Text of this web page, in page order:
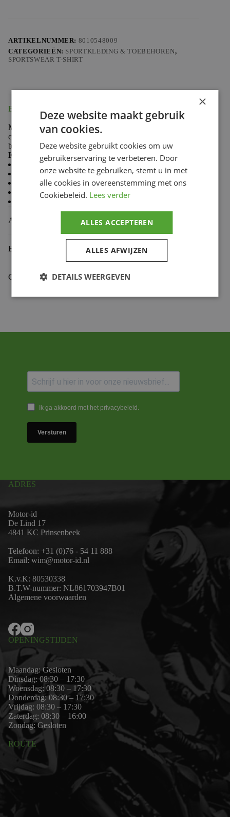
ARTIKELNUMMER: 8010548009
CATEGORIEËN: SPORTKLEDING & TOEBEHOREN,
SPORTSWEAR T-SHIRT
Beschrijving
Made from 100% cotton, Troy Lee Designs T-shirts
combine softness and durability to keep you comfortable
both on the trails and in the paddock.
Key features:
Casual style
Comfortable and durable fabric
Premium fit
Classic crew neck
Aanvullende informatie
Beoordelingen (0)
Gekoppelde Motoren
Ik ga akkoord met het privacybeleid.
Versturen
ADRES
Motor-id
De Lind 17
4841 KC Prinsenbeek
Telefoon: +31 (0)76 - 54 11 888
Email: wim@motor-id.nl
K.v.K: 80530338
B.T.W-nummer: NL861703947B01
Algemene voorwaarden
OPENINGSTIJDEN
Maandag: Gesloten
Dinsdag: 08:30 – 17:30
Woensdag: 08:30 – 17:30
Donderdag: 08:30 – 17:30
Vrijdag: 08:30 – 17:30
Zaterdag: 08:30 – 16:00
Zondag: Gesloten
ROUTE
×
Deze website maakt gebruik
van cookies.
Deze website gebruikt cookies om uw
gebruikerservaring te verbeteren. Door
onze website te gebruiken, stemt u in met
alle cookies in overeenstemming met ons
Cookiebeleid. Lees verder
ALLES ACCEPTEREN
ALLES AFWIJZEN
DETAILS WEERGEVEN